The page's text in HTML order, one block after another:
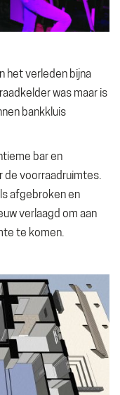
het verleden bijna
was maar is
bankkluis
bar en
de voorraadruimtes.
afgebroken en
verlaagd om aan
te komen.